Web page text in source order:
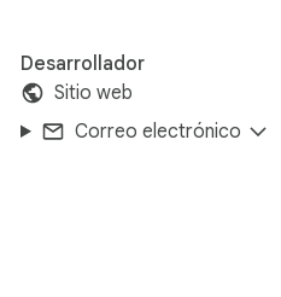
Desarrollador
Sitio web
Correo electrónico